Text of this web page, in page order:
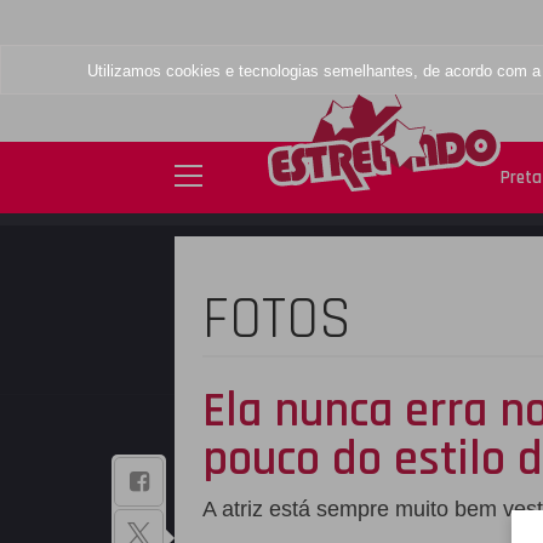
Utilizamos cookies e tecnologias semelhantes, de acordo com
FOTOS
Ela nunca erra
pouco do estilo
A atriz está sempre muito bem
BAIXE NOSSO